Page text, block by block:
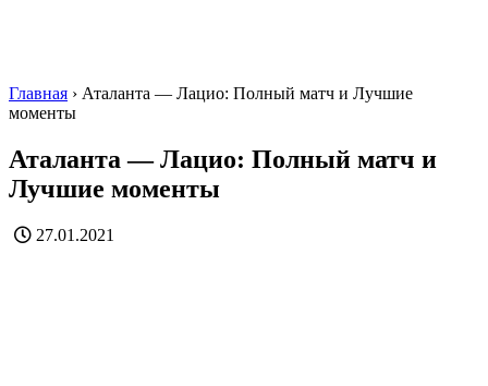
Главная›Аталанта — Лацио: Полный матч и Лучшие
моменты